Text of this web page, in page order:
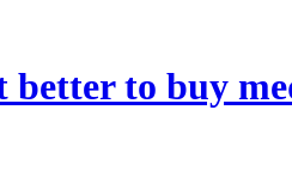
better to buy